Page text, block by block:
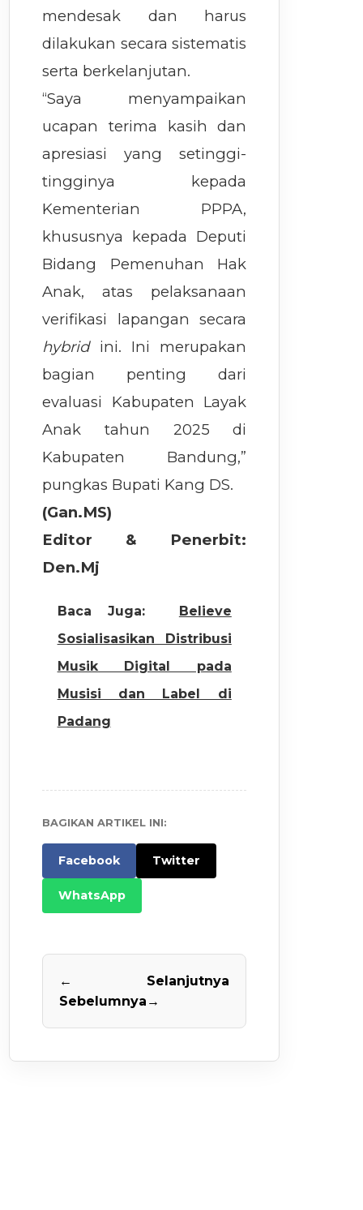
mendesak dan harus
dilakukan secara sistematis
serta berkelanjutan.
“Saya menyampaikan
ucapan terima kasih dan
apresiasi yang setinggi-
tingginya kepada
Kementerian PPPA,
khususnya kepada Deputi
Bidang Pemenuhan Hak
Anak, atas pelaksanaan
verifikasi lapangan secara
hybridini. Ini merupakan
bagian penting dari
evaluasi Kabupaten Layak
Anak tahun 2025 di
Kabupaten Bandung,”
pungkas Bupati Kang DS.
(Gan.MS)
Editor & Penerbit:
Den.Mj
Baca Juga:
Believe
Sosialisasikan Distribusi
Musik Digital pada
Musisi dan Label di
Padang
BAGIKAN ARTIKEL INI:
Facebook Twitter
WhatsApp
←
Sebelumnya
Selanjutnya
→